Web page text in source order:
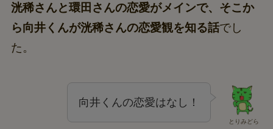
洸稀さんと環田さんの恋愛がメインで、そこか
ら向井くんが洸稀さんの恋愛観を知る話でし
た。
とりみどら
向井くんの恋愛はなし！